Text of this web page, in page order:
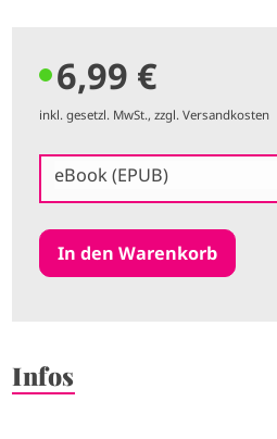
6,99 €
inkl. gesetzl. MwSt., zzgl. Versandkosten
eBook (EPUB)
Infos